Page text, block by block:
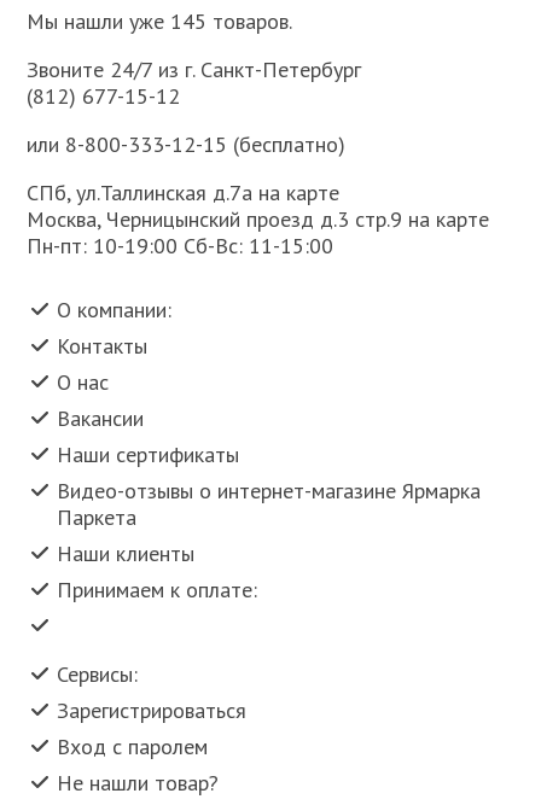
Мы нашли уже 145 товаров.
Звоните 24/7 из г. Санкт-Петербург
(812) 677-15-12
или 8-800-333-12-15 (бесплатно)
СПб, ул.Таллинская д.7а на карте
Москва, Черницынский проезд д.3 стр.9 на карте
Пн-пт: 10-19:00 Сб-Вс: 11-15:00
О компании:
Контакты
О нас
Вакансии
Наши сертификаты
Видео-отзывы о интернет-магазине Ярмарка
Паркета
Наши клиенты
Принимаем к оплате:
Сервисы:
Зарегистрироваться
Вход с паролем
Не нашли товар?